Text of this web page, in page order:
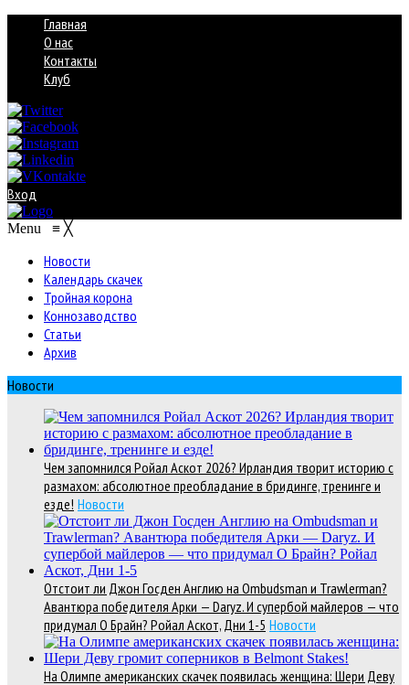
Главная
О нас
Контакты
Клуб
Вход
Menu ≡ ╳
Новости
Календарь скачек
Тройная корона
Коннозаводство
Статьи
Архив
Новости
Чем запомнился Ройал Аскот 2026? Ирландия творит историю с
размахом: абсолютное преобладание в бридинге, тренинге и
езде! Новости
Отстоит ли Джон Госден Англию на Ombudsman и Trawlerman?
Авантюра победителя Арки — Daryz. И супербой майлеров — что
придумал О Брайн? Ройал Аскот, Дни 1-5 Новости
На Олимпе американских скачек появилась женщина: Шери Деву